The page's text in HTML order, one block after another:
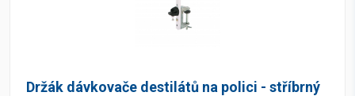
Držák dávkovače destilátů na polici - stříbrný